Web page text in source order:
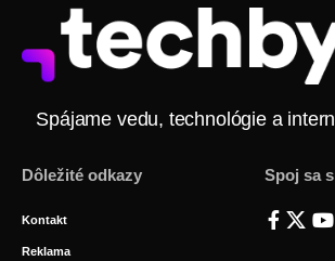
Spájame vedu, technológie a
Dôležité odkazy
Kontakt
Reklama
Spoj sa